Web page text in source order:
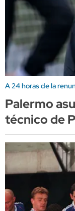
A 24 horas de la
Palermo
técnico de